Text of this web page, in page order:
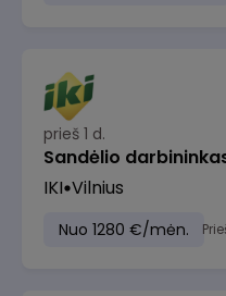
prieš 1 d.
Sandėlio
IKI Vilnius
Nuo 1280 €/mėn.